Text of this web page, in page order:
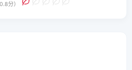
0.8分）